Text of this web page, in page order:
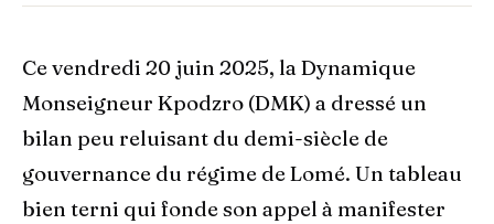
Ce vendredi 20 juin 2025, la Dynamique
Monseigneur Kpodzro (DMK) a dressé un
bilan peu reluisant du demi-siècle de
gouvernance du régime de Lomé. Un tableau
bien terni qui fonde son appel à manifester